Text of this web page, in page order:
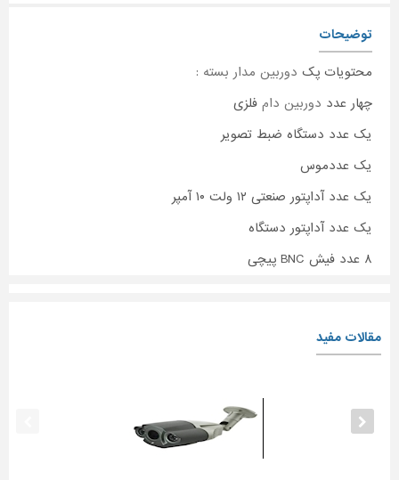
توضیحات
محتویات پک دوربین مدار بسته :
چهار عدد دوربین دام فلزی
یک عدد دستگاه ضبط تصویر
یک عددموس
یک عدد آداپتور صنعتی ۱۲ ولت ۱۰ آمپر
یک عدد آداپتور دستگاه
۸ عدد فیش BNC پیچی
مقالات مفید